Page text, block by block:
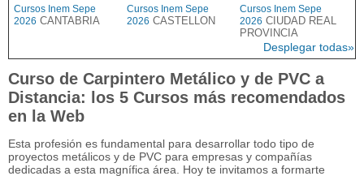
Cursos Inem Sepe
2026 CANTABRIA
Cursos Inem Sepe
2026 CASTELLON
Cursos Inem Sepe
2026 CIUDAD REAL
PROVINCIA
Desplegar todas»
Curso de Carpintero Metálico y de PVC a
Distancia: los 5 Cursos más recomendados
en la Web
Esta profesión es fundamental para desarrollar todo tipo de
proyectos metálicos y de PVC para empresas y compañías
dedicadas a esta magnífica área. Hoy te invitamos a formarte